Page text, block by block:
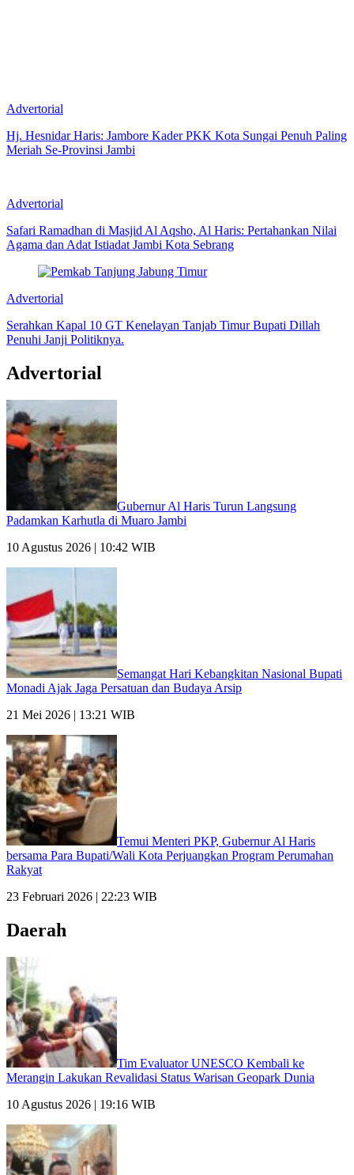
Advertorial
Hj. Hesnidar Haris: Jambore Kader PKK Kota Sungai Penuh Paling
Meriah Se-Provinsi Jambi
Advertorial
Safari Ramadhan di Masjid Al Aqsho, Al Haris: Pertahankan Nilai
Agama dan Adat Istiadat Jambi Kota Sebrang
Advertorial
Serahkan Kapal 10 GT Kenelayan Tanjab Timur Bupati Dillah
Penuhi Janji Politiknya.
Advertorial
Gubernur Al Haris Turun Langsung
Padamkan Karhutla di Muaro Jambi
10 Agustus 2026 | 10:42 WIB
Semangat Hari Kebangkitan Nasional Bupati
Monadi Ajak Jaga Persatuan dan Budaya Arsip
21 Mei 2026 | 13:21 WIB
Temui Menteri PKP, Gubernur Al Haris
bersama Para Bupati/Wali Kota Perjuangkan Program Perumahan
Rakyat
23 Februari 2026 | 22:23 WIB
Daerah
Tim Evaluator UNESCO Kembali ke
Merangin Lakukan Revalidasi Status Warisan Geopark Dunia
10 Agustus 2026 | 19:16 WIB